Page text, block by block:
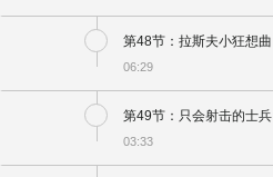
第48节：拉斯夫小狂想曲
06:29
第49节：只会射击的士兵
03:33